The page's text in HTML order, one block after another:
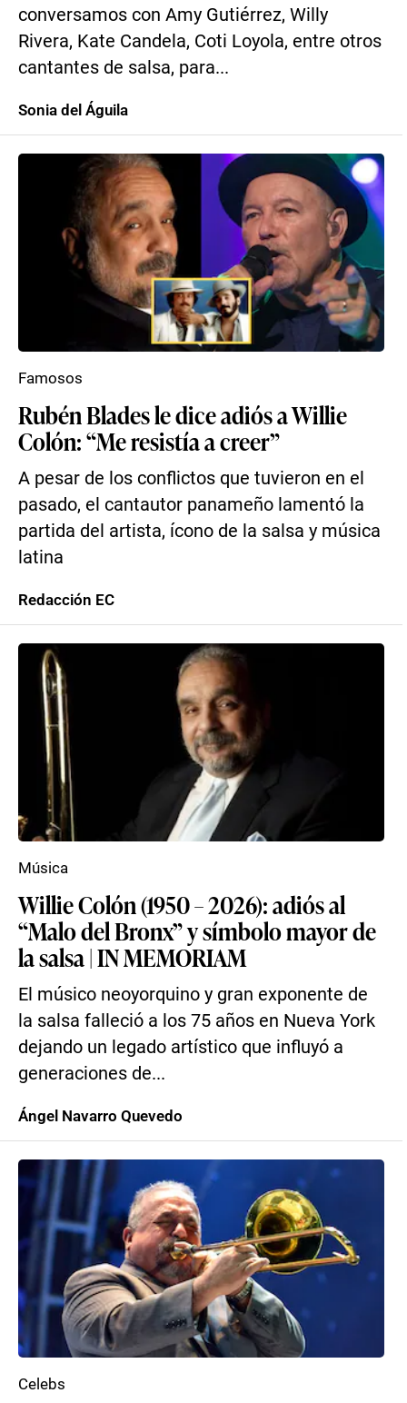
conversamos con Amy Gutiérrez, Willy
Rivera, Kate Candela, Coti Loyola, entre otros
cantantes de salsa, para...
Sonia del Águila
Rubén Blades le dice adiós a Willie
Colón: “Me resistía a creer”
A pesar de los conflictos que tuvieron en el
pasado, el cantautor panameño lamentó la
partida del artista, ícono de la salsa y música
latina
Famosos
Redacción EC
Willie Colón (1950 – 2026): adiós al
“Malo del Bronx” y símbolo mayor de
la salsa | IN MEMORIAM
El músico neoyorquino y gran exponente de
la salsa falleció a los 75 años en Nueva York
dejando un legado artístico que influyó a
generaciones de...
Música
Ángel Navarro Quevedo
Celebs